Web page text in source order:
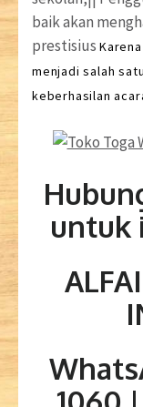
baik akan
prestisius
menjadi salah
keberhasilan
untuk